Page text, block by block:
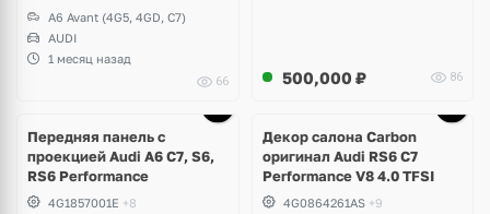
A6 Avant (4G5, 4GD, C7)
AUDI
1 месяц назад
66
500,000 ₽ 86
Передняя панель с
проекцией Audi A6 C7, S6,
RS6 Performance
4G1857001E +8
Декор салона Carbon
оригинал Audi RS6 C7
Performance V8 4.0 TFSI
4G0864261AS +9